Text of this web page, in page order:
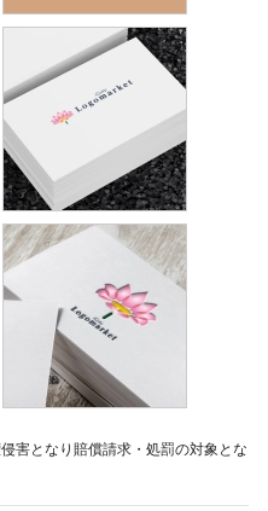
害となり賠償請求・処罰の対象とな